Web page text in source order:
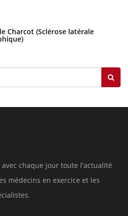
Charcot (Sclérose latérale
chaque jour toute l'actualité
médecins en exercice et les